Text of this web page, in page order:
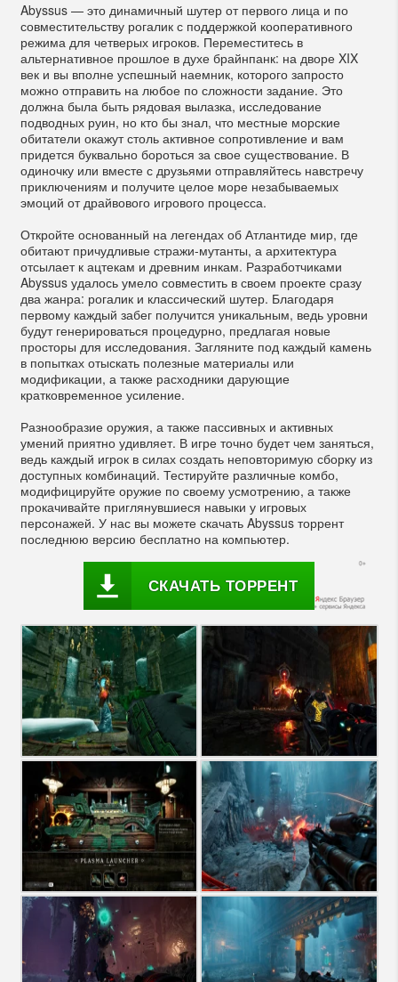
Abyssus — это динамичный шутер от первого лица и по
совместительству рогалик с поддержкой кооперативного
режима для четверых игроков. Переместитесь в
альтернативное прошлое в духе брайнпанк: на дворе XIX
век и вы вполне успешный наемник, которого запросто
можно отправить на любое по сложности задание. Это
должна была быть рядовая вылазка, исследование
подводных руин, но кто бы знал, что местные морские
обитатели окажут столь активное сопротивление и вам
придется буквально бороться за свое существование. В
одиночку или вместе с друзьями отправляйтесь навстречу
приключениям и получите целое море незабываемых
эмоций от драйвового игрового процесса.
Откройте основанный на легендах об Атлантиде мир, где
обитают причудливые стражи-мутанты, а архитектура
отсылает к ацтекам и древним инкам. Разработчиками
Abyssus удалось умело совместить в своем проекте сразу
два жанра: рогалик и классический шутер. Благодаря
первому каждый забег получится уникальным, ведь уровни
будут генерироваться процедурно, предлагая новые
просторы для исследования. Загляните под каждый камень
в попытках отыскать полезные материалы или
модификации, а также расходники дарующие
кратковременное усиление.
Разнообразие оружия, а также пассивных и активных
умений приятно удивляет. В игре точно будет чем заняться,
ведь каждый игрок в силах создать неповторимую сборку из
доступных комбинаций. Тестируйте различные комбо,
модифицируйте оружие по своему усмотрению, а также
прокачивайте приглянувшиеся навыки у игровых
персонажей. У нас вы можете скачать Abyssus торрент
последнюю версию бесплатно на компьютер.
СКАЧАТЬ ТОРРЕНТ